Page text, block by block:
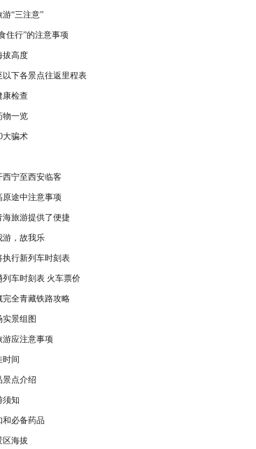
“三注意”
住行”的注意事项
拔高度
以下各景点往返里程表
康检查
物一览
大骗术
西宁至西安临客
原途中注意事项
旅游提供了便捷
，故我乐
执行新列车时刻表
列车时刻表 火车票价
完全青藏铁路攻略
景组图
游应注意事项
时间
景点介绍
须知
和必备药品
区海拔